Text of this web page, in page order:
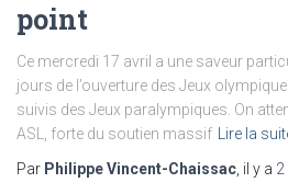
point
Ce mercredi 17 avril a une saveur
jours de l’ouverture des Jeux
suivis des Jeux paralympiques. On
ASL, forte du soutien massif
Lire la
Par Philippe Vincent-Chaissac , il y a 2